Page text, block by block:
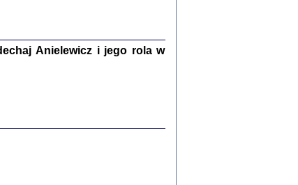
Warszawa 2017
Piżyców o życiu w getcie i okupowanej
Anielewicz i jego rola w